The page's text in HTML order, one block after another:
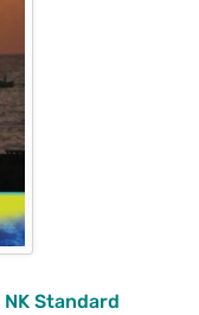
NK Standard